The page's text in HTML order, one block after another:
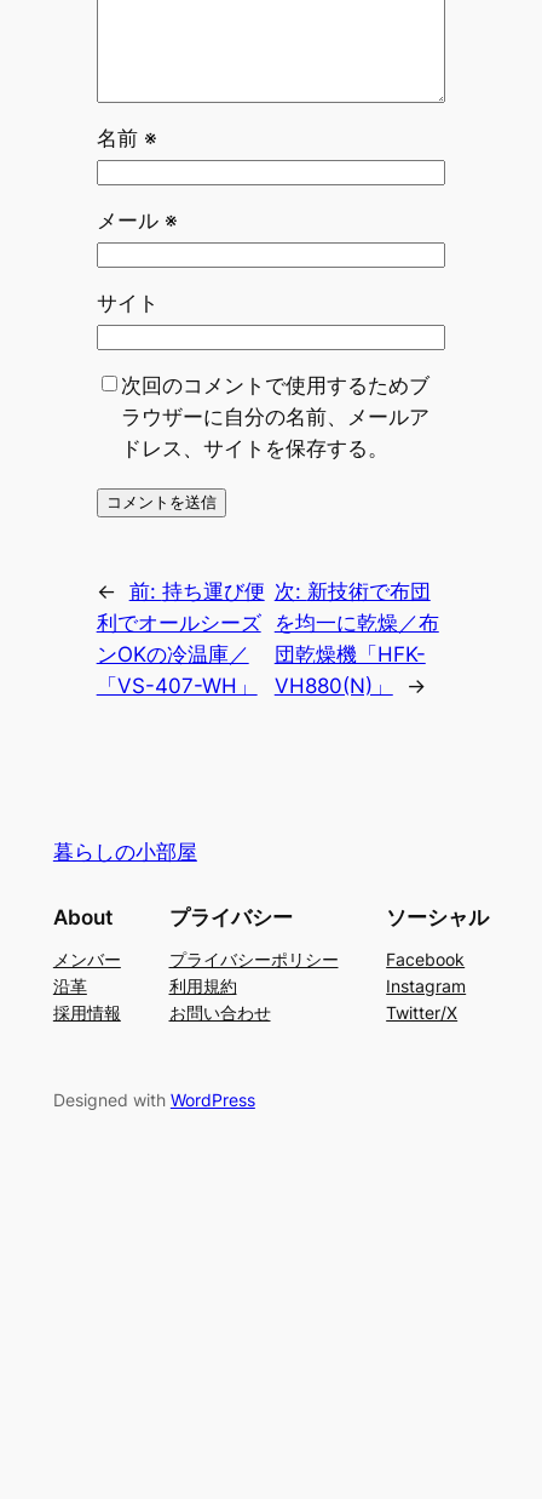
名前 ※
メール ※
サイト
次回のコメントで使用するためブ
ラウザーに自分の名前、メールア
ドレス、サイトを保存する。
← 前: 持ち運び便
利でオールシーズ
ンOKの冷温庫／
「VS-407-WH」
次: 新技術で布団
を均一に乾燥／布
団乾燥機「HFK-
VH880(N)」
→
暮らしの小部屋
About
メンバー
沿革
採用情報
プライバシー
プライバシーポリシー
利用規約
お問い合わせ
ソーシャル
Facebook
Instagram
Twitter/X
Designed with WordPress